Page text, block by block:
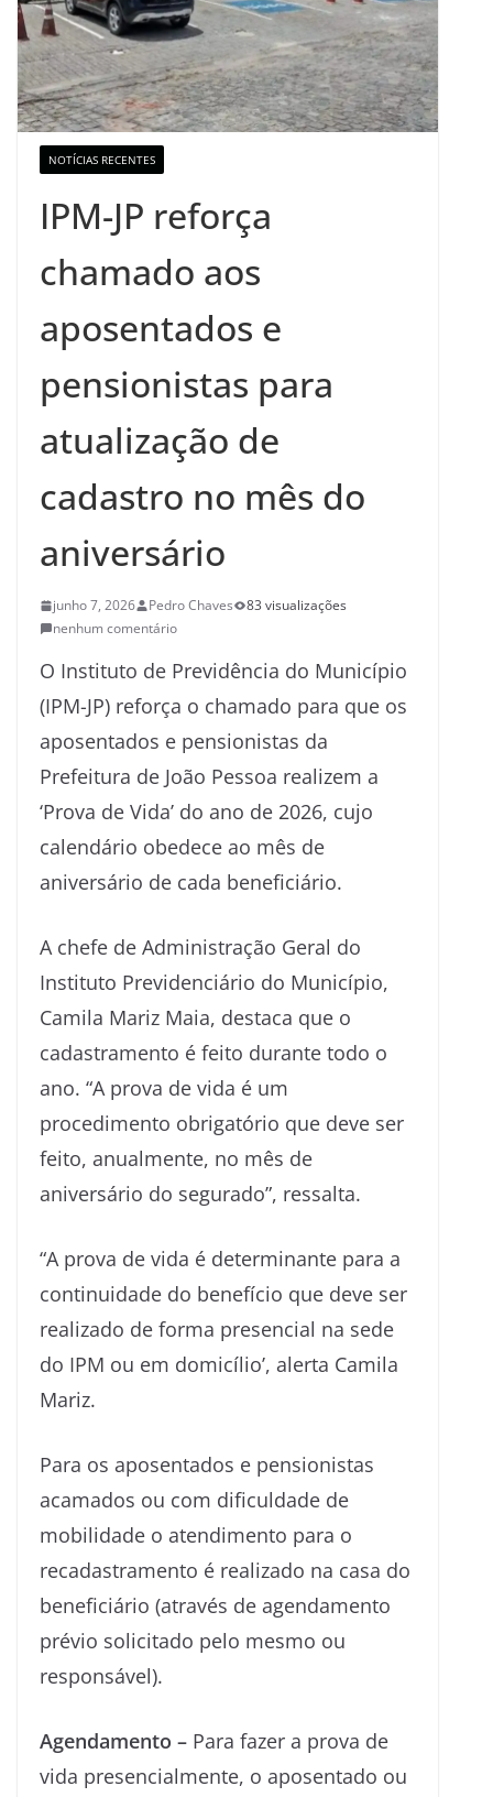
NOTÍCIAS RECENTES
IPM-JP reforça
chamado aos
aposentados e
pensionistas para
atualização de
cadastro no mês do
aniversário
junho 7, 2026 Pedro Chaves
83 visualizações
nenhum comentário
O Instituto de Previdência do Município
(IPM-JP) reforça o chamado para que os
aposentados e pensionistas da
Prefeitura de João Pessoa realizem a
‘Prova de Vida’ do ano de 2026, cujo
calendário obedece ao mês de
aniversário de cada beneficiário.
A chefe de Administração Geral do
Instituto Previdenciário do Município,
Camila Mariz Maia, destaca que o
cadastramento é feito durante todo o
ano. “A prova de vida é um
procedimento obrigatório que deve ser
feito, anualmente, no mês de
aniversário do segurado”, ressalta.
“A prova de vida é determinante para a
continuidade do benefício que deve ser
realizado de forma presencial na sede
do IPM ou em domicílio’, alerta Camila
Mariz.
Para os aposentados e pensionistas
acamados ou com dificuldade de
mobilidade o atendimento para o
recadastramento é realizado na casa do
beneficiário (através de agendamento
prévio solicitado pelo mesmo ou
responsável).
Agendamento – Para fazer a prova de
vida presencialmente, o aposentado ou